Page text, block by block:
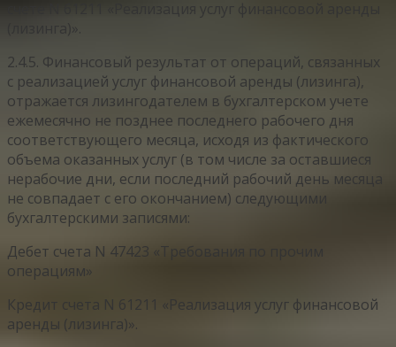
(лизинга)».
2.4.5. Финансовый результат от операций, связанных
с реализацией услуг финансовой аренды (лизинга),
отражается лизингодателем в бухгалтерском учете
ежемесячно не позднее последнего рабочего дня
соответствующего месяца, исходя из фактического
объема оказанных услуг (в том числе за оставшиеся
нерабочие дни, если последний рабочий день месяца
не совпадает с его окончанием) следующими
бухгалтерскими записями:
Дебет счета N 47423 «Требования по прочим
операциям»
Кредит счета N 61211 «Реализация услуг финансовой
аренды (лизинга)».